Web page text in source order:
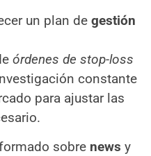
un plan de gestión
órdenes de stop-loss
constante
para ajustar las
sobre news y